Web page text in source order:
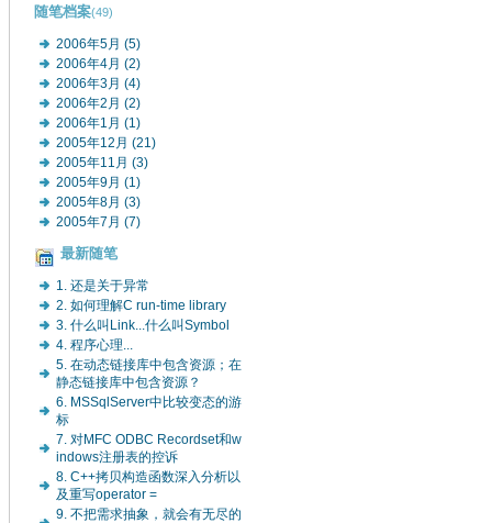
随笔档案(49)
2006年5月 (5)
2006年4月 (2)
2006年3月 (4)
2006年2月 (2)
2006年1月 (1)
2005年12月 (21)
2005年11月 (3)
2005年9月 (1)
2005年8月 (3)
2005年7月 (7)
最新随笔
1. 还是关于异常
2. 如何理解C run-time library
3. 什么叫Link...什么叫Symbol
4. 程序心理...
5. 在动态链接库中包含资源；在
静态链接库中包含资源？
6. MSSqlServer中比较变态的游
标
7. 对MFC ODBC Recordset和w
indows注册表的控诉
8. C++拷贝构造函数深入分析以
及重写operator =
9. 不把需求抽象，就会有无尽的